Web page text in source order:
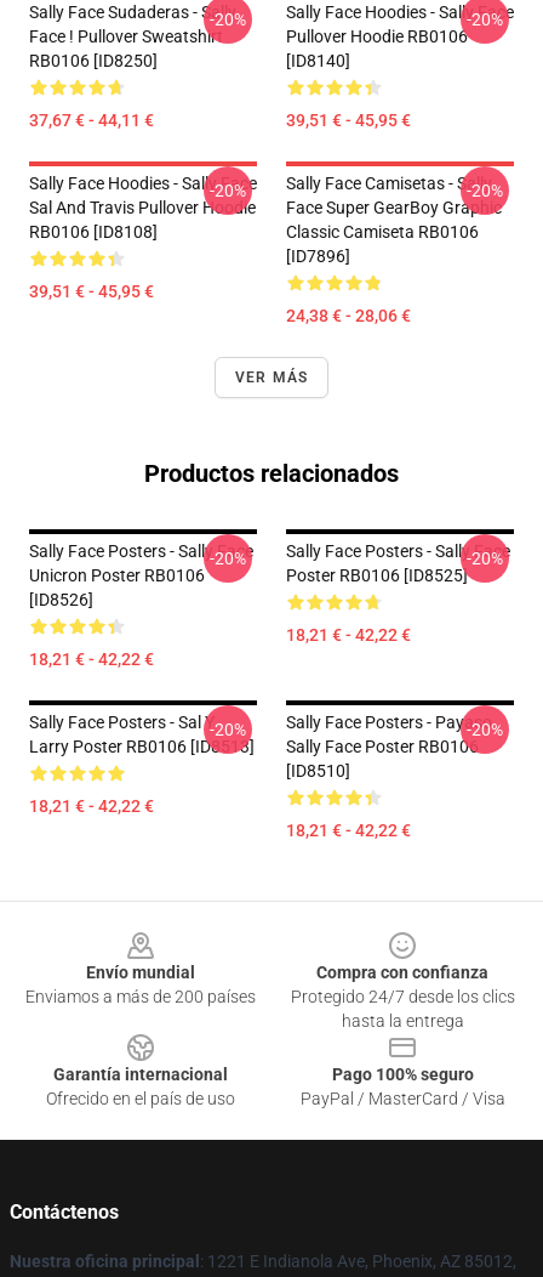
Sally Face Sudaderas - Sally
Face ! Pullover Sweatshirt
RB0106 [ID8250]
37,67 € - 44,11 €
-20%
Sally Face Hoodies - Sally Face
Pullover Hoodie RB0106
[ID8140]
39,51 € - 45,95 €
-20%
Sally Face Hoodies - Sally Face
Sal And Travis Pullover Hoodie
RB0106 [ID8108]
39,51 € - 45,95 €
-20%
Sally Face Camisetas - Sally
Face Super GearBoy Graphic
Classic Camiseta RB0106
[ID7896]
24,38 € - 28,06 €
-20%
VER MÁS
Productos relacionados
Sally Face Posters - Sally Face
Unicron Poster RB0106
[ID8526]
18,21 € - 42,22 €
-20%
Sally Face Posters - Sally Face
Poster RB0106 [ID8525]
18,21 € - 42,22 €
-20%
Sally Face Posters - Sal Y
Larry Poster RB0106 [ID8513]
18,21 € - 42,22 €
-20%
Sally Face Posters - Payaso
Sally Face Poster RB0106
[ID8510]
18,21 € - 42,22 €
-20%
Envío mundial
Enviamos a más de 200 países
Compra con confianza
Protegido 24/7 desde los clics
hasta la entrega
Garantía internacional
Ofrecido en el país de uso
Pago 100% seguro
PayPal / MasterCard / Visa
Contáctenos
Nuestra oficina principal : 1221 E Indianola Ave, Phoenix, AZ 85012,